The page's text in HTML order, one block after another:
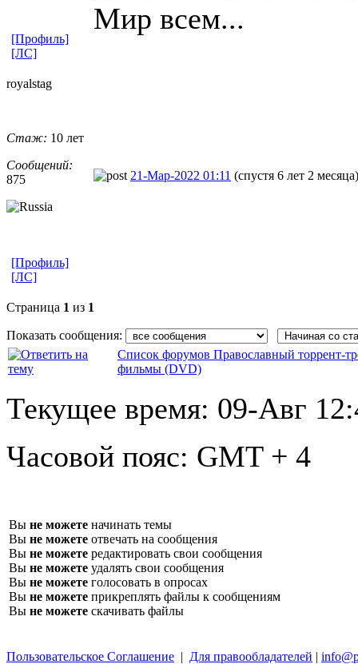
Мир всем...
[Профиль]
[ЛС]
royalstag
Стаж: 10 лет
Сообщений:
875
21-Мар-2022 01:11 (спустя 6 лет 2 месяца)
[Профиль]
[ЛС]
Страница 1 из 1
Показать сообщения:
Список форумов Православный торрент-
фильмы (DVD)
Текущее время: 09-Авг
Часовой пояс: GMT + 4
Вы не можете начинать темы
Вы не можете отвечать на сообщения
Вы не можете редактировать свои сообщения
Вы не можете удалять свои сообщения
Вы не можете голосовать в опросах
Вы не можете прикреплять файлы к сообщениям
Вы не можете скачивать файлы
Пользовательское Соглашение | Для правообладателей |